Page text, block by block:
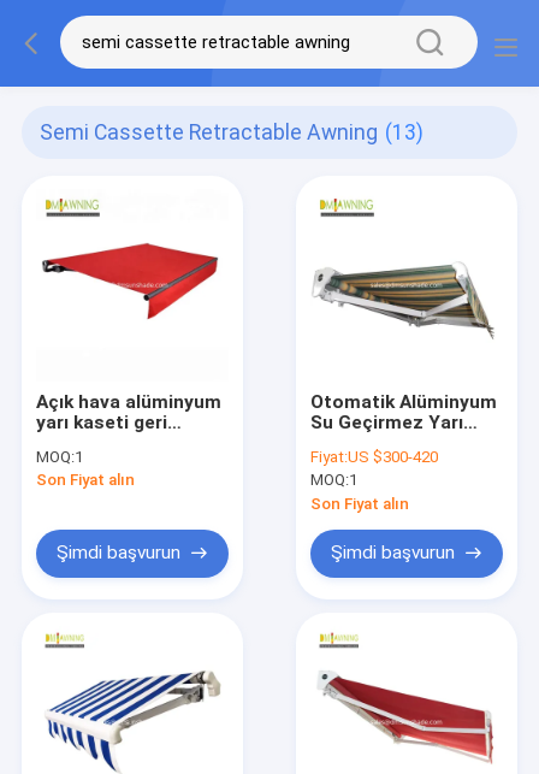
Semi Cassette Retractable Awning (13)
Açık hava alüminyum
yarı kaseti geri
6x3m
MOQ:1
Son Fiyat alın
Şimdi başvurun
Otomatik Alüminyum
Su Geçirmez Yarı
Çekilebilir Açık Tente
Fiyat:US $300-420
MOQ:1
Son Fiyat alın
Şimdi başvurun